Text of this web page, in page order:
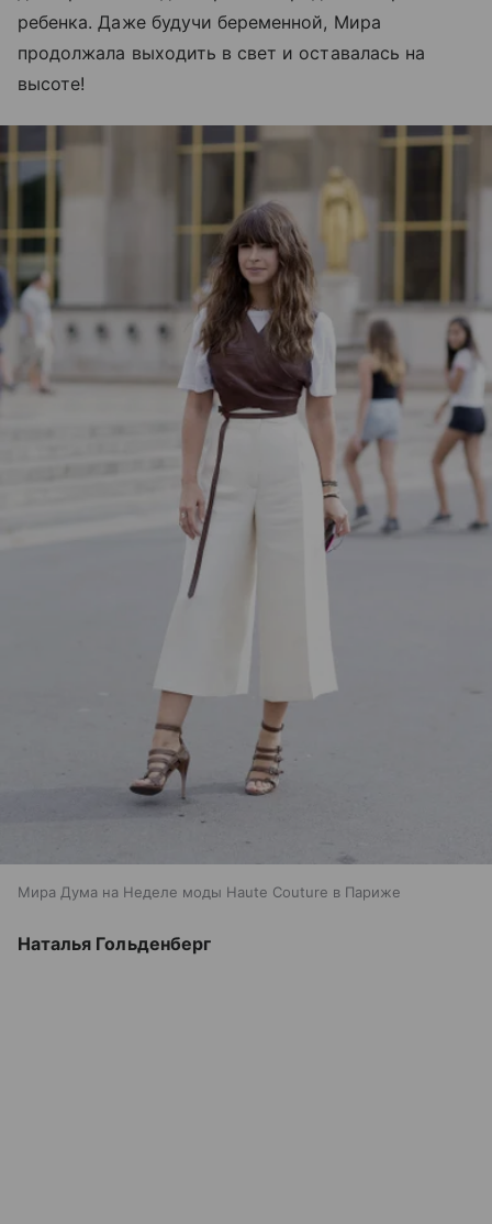
ребенка. Даже будучи беременной, Мира
продолжала выходить в свет и оставалась на
высоте!
Мира Дума на Неделе моды Haute Couture в Париже
Наталья Гольденберг